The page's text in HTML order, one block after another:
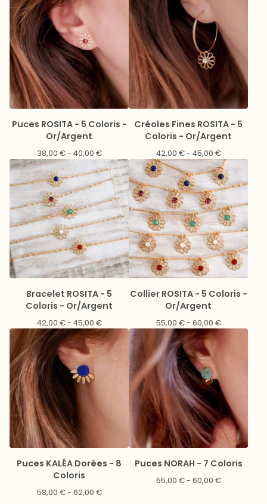
Puces ROSITA - 5 Coloris -
Or/Argent
38,00 €- 40,00 €
Créoles Fines ROSITA - 5
Coloris - Or/Argent
42,00 €- 45,00 €
Bracelet ROSITA - 5
Coloris - Or/Argent
42,00 €- 45,00 €
Collier ROSITA - 5 Coloris -
Or/Argent
55,00 €- 60,00 €
Puces KALÉA Dorées - 8
Coloris
58,00 €- 62,00 €
Puces NORAH - 7 Coloris
55,00 €- 60,00 €